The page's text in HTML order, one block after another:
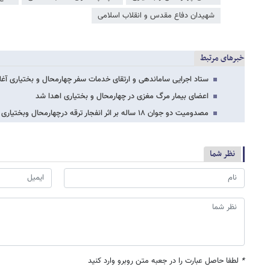
شهیدان دفاع مقدس و انقلاب اسلامی
خبرهای مرتبط
ستاد اجرایی ساماندهی و ارتقای خدمات سفر چهارمحال و بختیاری
اعضای بیمار مرگ مغزی در چهارمحال و بختیاری اهدا شد
مصدومیت دو جوان ۱۸ ساله بر اثر انفجار ترقه درچهارمحال وبختیاری
نظر شما
* لطفا حاصل عبارت را در جعبه متن روبرو وارد کنید